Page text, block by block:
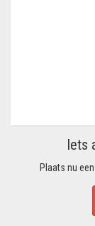
Iets
Plaats nu